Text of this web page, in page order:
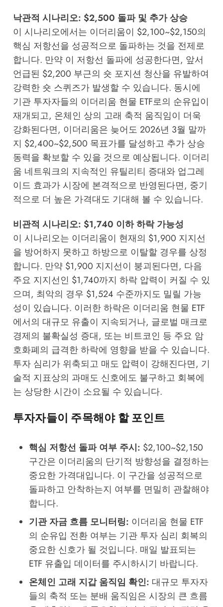
낙관적 시나리오: $2,500 돌파 및 추가 상승
이 시나리오에서는 이더리움이 $2,100~$2,150의
핵심 저항선을 성공적으로 돌파하는 것을 전제로
합니다. 만약 이 저항선 돌파에 성공한다면, 앞서
언급된 $2,200 부근의 숏 포지션 청산을 유발하여
강력한 숏 스퀴즈가 발생할 수 있습니다. 동시에
기관 투자자들의 이더리움 현물 ETF로의 순유입이
재개되고, 온체인 상의 고래 축적 움직임이 더욱
강화된다면, 이더리움은 늦어도 2026년 3월 말까
지 $2,400~$2,500 목표가를 달성하고 추가 상승
동력을 확보할 수 있을 것으로 예상됩니다. 이더리
움 네트워크의 지속적인 유틸리티 증대와 업그레
이드 효과가 시장에 본격적으로 반영된다면, 중기
적으로 더 높은 가격대도 기대해 볼 수 있습니다.
비관적 시나리오: $1,740 이하 하락 가능성
이 시나리오는 이더리움이 현재의 $1,900 지지선
을 방어하지 못하고 하방으로 이탈할 경우를 상정
합니다. 만약 $1,900 지지선이 붕괴된다면, 다음
주요 지지선인 $1,740까지 하락 압력이 커질 수 있
으며, 최악의 경우 $1,524 수준까지도 밀릴 가능
성이 있습니다. 이러한 하락은 이더리움 현물 ETF
에서의 대규모 유출이 지속되거나, 글로벌 매크로
경제의 불확실성 증대, 또는 비트코인 등 주요 암
호화폐의 급격한 하락에 영향을 받을 수 있습니다.
투자 심리가 위축되고 매도 압력이 강해진다면, 기
술적 지표상의 과매도 신호에도 불구하고 회복에
는 상당한 시간이 소요될 수 있습니다.
투자자들이 주목해야 할 포인트
핵심 저항선 돌파 여부 주시: $2,100~$2,150
구간은 이더리움의 단기적 방향성을 결정하는
중요한 가격대입니다. 이 구간을 성공적으로
돌파하고 안착하는지 여부를 면밀히 관찰해야
합니다.
기관 자금 흐름 모니터링: 이더리움 현물 ETF
의 순유입 전환 여부는 기관 투자 심리 회복의
중요한 신호가 될 것입니다. 매일 발표되는
ETF 유출입 데이터를 주시하시기 바랍니다.
온체인 고래 지갑 움직임 확인: 대규모 투자자
들의 축적 또는 분배 움직임은 시장의 큰 흐름